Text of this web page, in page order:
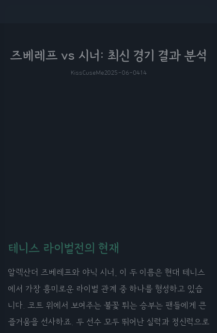
즈베레프 vs 시너: 최신 경기 결과 분석
KissCuseMe2025-06-0414
테니스 라이벌전의 현재
알렉산더 즈베레프와 야닉 시너, 이 두 이름은 현대 테니스
에서 가장 흥미로운 라이벌 관계 중 하나를 형성하고 있습
니다. 코트 위에서 보여주는 불꽃 튀는 승부는 팬들에게 큰
즐거움을 선사하죠. 두 선수 모두 뛰어난 실력과 정신력으로